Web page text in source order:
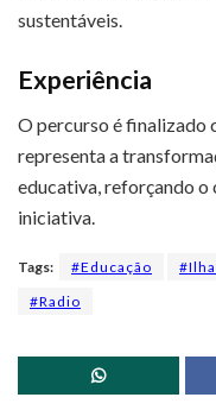
sustentáveis.
Experiência
O percurso é finalizado
representa a
educativa, reforçando
iniciativa.
Tags: #Educação
#Radio